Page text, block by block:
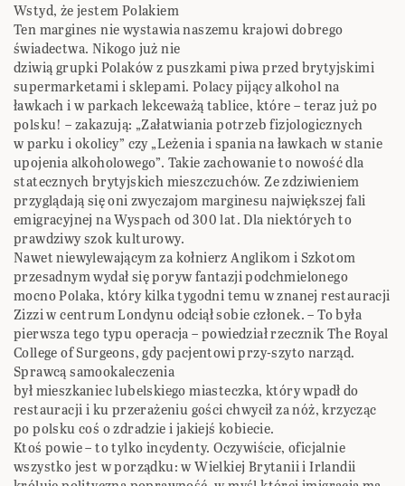
Wstyd, że jestem Polakiem
Ten margines nie wystawia naszemu krajowi dobrego
świadectwa. Nikogo już nie
dziwią grupki Polaków z puszkami piwa przed brytyjskimi
supermarketami i sklepami. Polacy pijący alkohol na
ławkach i w parkach lekceważą tablice, które – teraz już po
polsku! – zakazują: „Załatwiania potrzeb fizjologicznych
w parku i okolicy” czy „Leżenia i spania na ławkach w stanie
upojenia alkoholowego”. Takie zachowanie to nowość dla
statecznych brytyjskich mieszczuchów. Ze zdziwieniem
przyglądają się oni zwyczajom marginesu największej fali
emigracyjnej na Wyspach od 300 lat. Dla niektórych to
prawdziwy szok kulturowy.
Nawet niewylewającym za kołnierz Anglikom i Szkotom
przesadnym wydał się poryw fantazji podchmielonego
mocno Polaka, który kilka tygodni temu w znanej restauracji
Zizzi w centrum Londynu odciął sobie członek. – To była
pierwsza tego typu operacja – powiedział rzecznik The Royal
College of Surgeons, gdy pacjentowi przy-szyto narząd.
Sprawcą samookaleczenia
był mieszkaniec lubelskiego miasteczka, który wpadł do
restauracji i ku przerażeniu gości chwycił za nóż, krzycząc
po polsku coś o zdradzie i jakiejś kobiecie.
Ktoś powie – to tylko incydenty. Oczywiście, oficjalnie
wszystko jest w porządku: w Wielkiej Brytanii i Irlandii